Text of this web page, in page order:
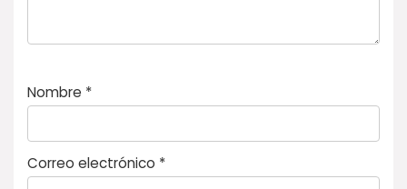
Nombre *
Correo electrónico *